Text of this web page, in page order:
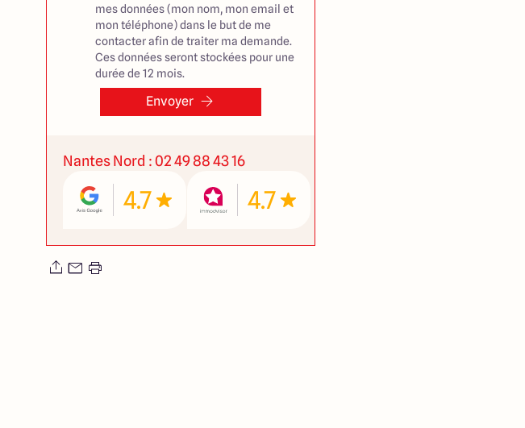
mes données (mon nom, mon email et
mon téléphone) dans le but de me
contacter afin de traiter ma demande.
Ces données seront stockées pour une
durée de 12 mois.
Envoyer
Nantes Nord : 02 49 88 43 16
4.7 4.7